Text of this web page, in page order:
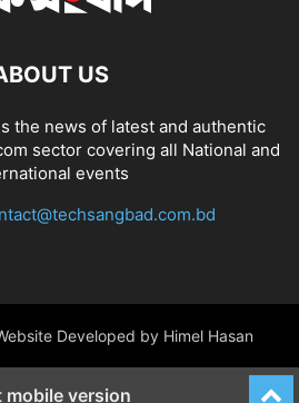
US
the news of latest and authentic
sector covering all National and
events
Developed by Himel Hasan
mobile version